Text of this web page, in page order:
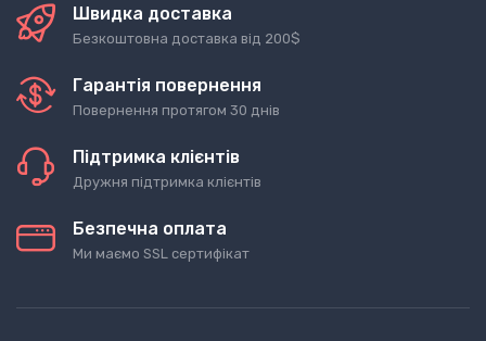
Швидка доставка
Безкоштовна доставка від 200$
Гарантія повернення
Повернення протягом 30 днів
Підтримка клієнтів
Дружня підтримка клієнтів
Безпечна оплата
Ми маємо SSL сертифікат